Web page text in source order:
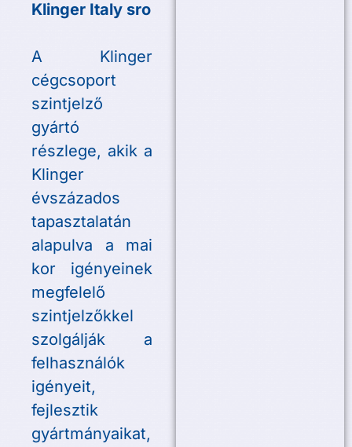
Klinger Italy sro
A Klinger
cégcsoport
szintjelző
gyártó
részlege, akik a
Klinger
évszázados
tapasztalatán
alapulva a mai
kor igényeinek
megfelelő
szintjelzőkkel
szolgálják a
felhasználók
igényeit,
fejlesztik
gyártmányaikat,